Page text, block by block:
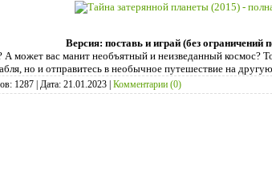
Версия: поставь и играй (без ограничений
может вас манит необъятный и неизведанный космос?
но и отправитесь в необычное путешествие на
1287 Дата: 21.01.2023 Комментарии (0)